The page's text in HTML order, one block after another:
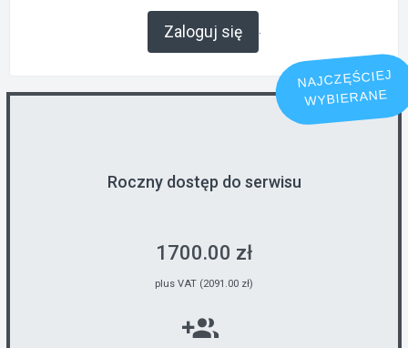
Zaloguj się .
NAJCZĘŚCIEJ
WYBIERANE
Roczny dostęp do serwisu
1700.00 zł
plus VAT (2091.00 zł)